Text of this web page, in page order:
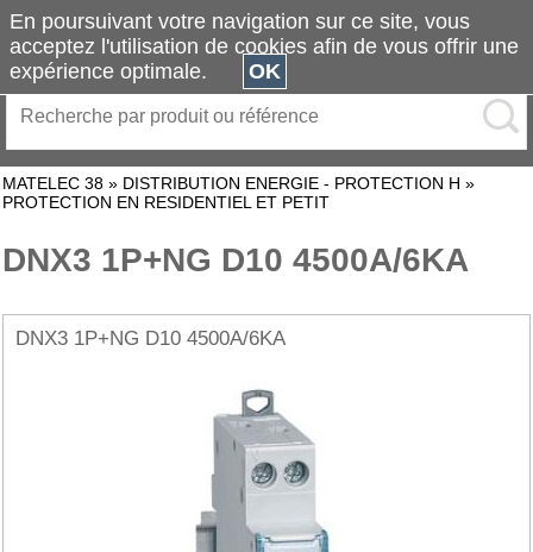
MATELEC 38 » DISTRIBUTION ENERGIE - PROTECTION H »
PROTECTION EN RESIDENTIEL ET PETIT
DNX3 1P+NG D10 4500A/6KA
DNX3 1P+NG D10 4500A/6KA
En poursuivant votre navigation sur ce site, vous
acceptez l'utilisation de cookies afin de vous offrir une
expérience optimale.
OK